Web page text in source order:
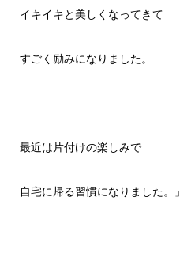
イキイキと美しくなってきて
すごく励みになりました。
最近は片付けの楽しみで
自宅に帰る習慣になりました。」